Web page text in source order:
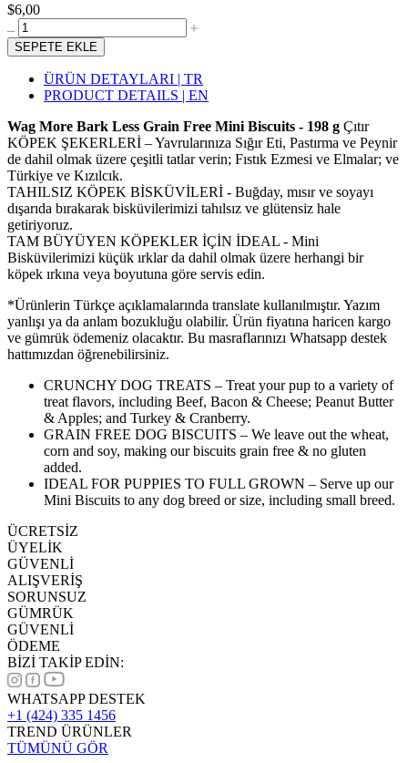
$6,00
SEPETE EKLE
ÜRÜN DETAYLARI | TR
PRODUCT DETAILS | EN
Wag More Bark Less Grain Free Mini Biscuits - 198 g Çıtır
KÖPEK ŞEKERLERİ – Yavrularınıza Sığır Eti, Pastırma ve Peynir
de dahil olmak üzere çeşitli tatlar verin; Fıstık Ezmesi ve Elmalar; ve
Türkiye ve Kızılcık.
TAHILSIZ KÖPEK BİSKÜVİLERİ - Buğday, mısır ve soyayı
dışarıda bırakarak bisküvilerimizi tahılsız ve glütensiz hale
getiriyoruz.
TAM BÜYÜYEN KÖPEKLER İÇİN İDEAL - Mini
Bisküvilerimizi küçük ırklar da dahil olmak üzere herhangi bir
köpek ırkına veya boyutuna göre servis edin.
*Ürünlerin Türkçe açıklamalarında translate kullanılmıştır. Yazım
yanlışı ya da anlam bozukluğu olabilir. Ürün fiyatına haricen kargo
ve gümrük ödemeniz olacaktır. Bu masraflarınızı Whatsapp destek
hattımızdan öğrenebilirsiniz.
CRUNCHY DOG TREATS – Treat your pup to a variety of
treat flavors, including Beef, Bacon & Cheese; Peanut Butter
& Apples; and Turkey & Cranberry.
GRAIN FREE DOG BISCUITS – We leave out the wheat,
corn and soy, making our biscuits grain free & no gluten
added.
IDEAL FOR PUPPIES TO FULL GROWN – Serve up our
Mini Biscuits to any dog breed or size, including small breed.
ÜCRETSİZ
ÜYELİK
GÜVENLİ
ALIŞVERİŞ
SORUNSUZ
GÜMRÜK
GÜVENLİ
ÖDEME
BİZİ TAKİP EDİN:
WHATSAPP DESTEK
+1 (424) 335 1456
TREND ÜRÜNLER
TÜMÜNÜ GÖR